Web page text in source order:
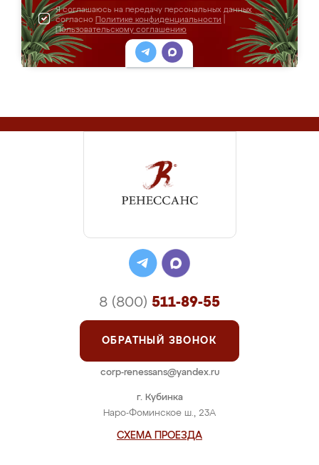
Я соглашаюсь на передачу персональных данных
согласно Политике конфиденциальности
Пользовательскому соглашению
г. Кубинка
Наро-Фоминское ш., 23А
СХЕМА ПРОЕЗДА
8 (800) 511-89-55
ОБРАТНЫЙ ЗВОНОК
corp-renessans@yandex.ru